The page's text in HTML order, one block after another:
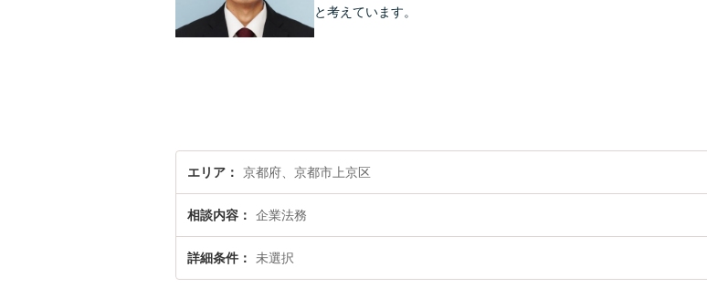
と考えています。
エリア 京都府、京都市上京区
相談内容 企業法務
詳細条件 未選択